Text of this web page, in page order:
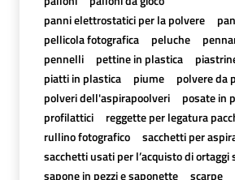
panni elettrostatici per la polvere
pellicola fotografica
peluche
pennelli
pettine in plastica
piatti in plastica
piume
polvere da
polveri dell'aspirapoolveri
posate in
profilattici
reggette per legatura
rullino fotografico
sacchetti per
sacchetti usati per l’acquisto di ortaggi
sapone in pezzi e saponette
scarpe